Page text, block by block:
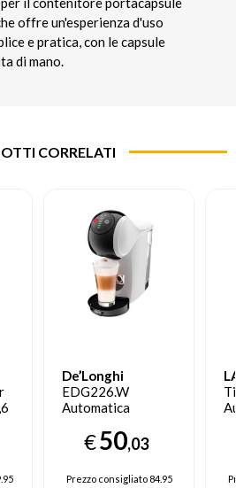
offre un'esperienza d'uso
e pratica, con le capsule
di mano.
CORRELATI
De’Longhi
EDG226.W
Automatica
a capsule 0,8 L
€50,03
Prezzo consigliato84.95